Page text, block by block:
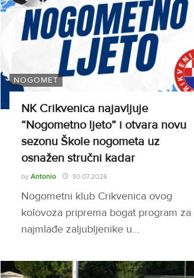
NOGOMET
NK Crikvenica najavljuje
“Nogometno ljeto” i otvara novu
sezonu Škole nogometa uz
osnažen stručni kadar
by Antonio 30.07.2026
Nogometni klub Crikvenica ovog
kolovoza priprema bogat program za
najmlađe zaljubljenike u…